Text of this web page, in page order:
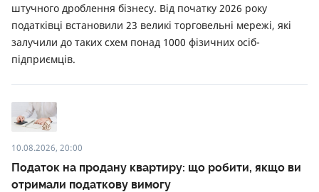
штучного дроблення бізнесу. Від початку 2026 року
податківці встановили 23 великі торговельні мережі, які
залучили до таких схем понад 1000 фізичних осіб-
підприємців.
10.08.2026, 20:00
Податок на продану квартиру: що робити, якщо ви
отримали податкову вимогу